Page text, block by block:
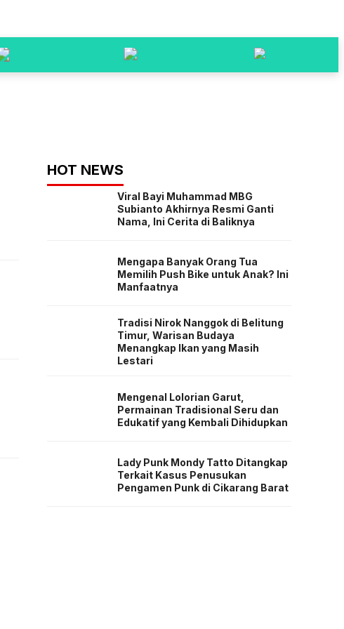
HOT NEWS
Viral Bayi Muhammad MBG
Subianto Akhirnya Resmi Ganti
Nama, Ini Cerita di Baliknya
Mengapa Banyak Orang Tua
Memilih Push Bike untuk Anak? Ini
Manfaatnya
Tradisi Nirok Nanggok di Belitung
Timur, Warisan Budaya
Menangkap Ikan yang Masih
Lestari
Mengenal Lolorian Garut,
Permainan Tradisional Seru dan
Edukatif yang Kembali Dihidupkan
Lady Punk Mondy Tatto Ditangkap
Terkait Kasus Penusukan
Pengamen Punk di Cikarang Barat